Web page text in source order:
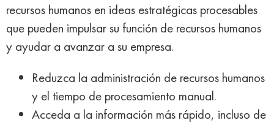
recursos humanos en ideas estratégicas procesables
que pueden impulsar su función de recursos humanos
y ayudar a avanzar a su empresa.
Reduzca la administración de recursos humanos
y el tiempo de procesamiento manual.
Acceda a la información más rápido, incluso de